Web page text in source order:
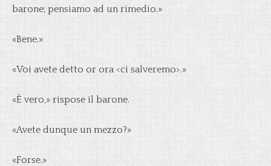
barone; pensiamo ad un rimedio.»
«Bene.»
«Voi avete detto or ora <ci salveremo>.»
«È vero,» rispose il barone.
«Avete dunque un mezzo?»
«Forse.»